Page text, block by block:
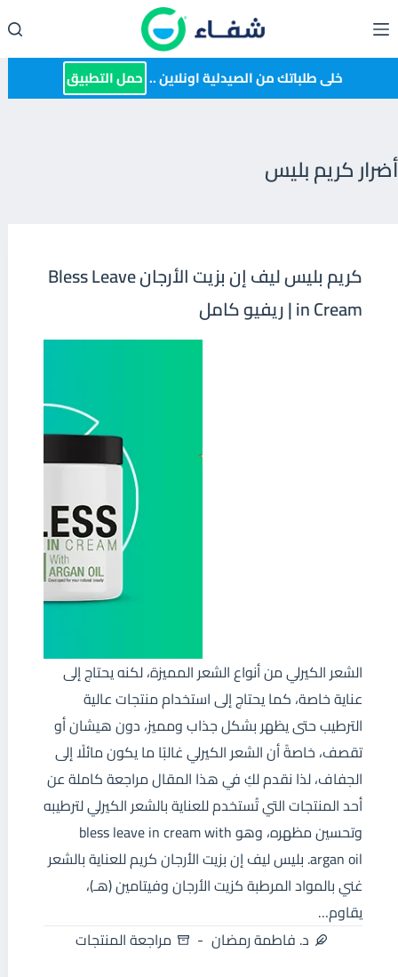
إلى
المحتوى خلى طلباتك من الصيدلية اونلاين .. حمل التطبيق
أضرار كريم بليس
كريم بليس ليف إن بزيت الأرجان Bless Leave
in Cream | ريفيو كامل
الشعر الكيرلي من أنواع الشعر المميزة، لكنه يحتاج إلى
عناية خاصة، كما يحتاج إلى استخدام منتجات عالية
الترطيب حتى يظهر بشكل جذاب ومميز، دون هيشان أو
تقصف، خاصةً أن الشعر الكيرلي غالبًا ما يكون مائلًا إلى
الجفاف، لذا نقدم لكِ في هذا المقال مراجعة كاملة عن
أحد المنتجات التي تُستخدم للعناية بالشعر الكيرلي لترطيبه
وتحسين مظهره، وهو bless leave in cream with
argan oil. بليس ليف إن بزيت الأرجان كريم للعناية بالشعر
غني بالمواد المرطبة كزيت الأرجان وفيتامين (هـ)،
يقاوم…
د. فاطمة رمضان
مراجعة المنتجات